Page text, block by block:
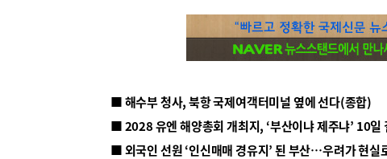
■ 해수부 청사, 북항 국제여객터미널 옆에 선다(종합)
■ 2028 유엔 해양총회 개최지, ‘부산이냐 제주냐’ 10일
■ 외국인 선원 ‘인신매매 경유지’ 된 부산…우려가 현실